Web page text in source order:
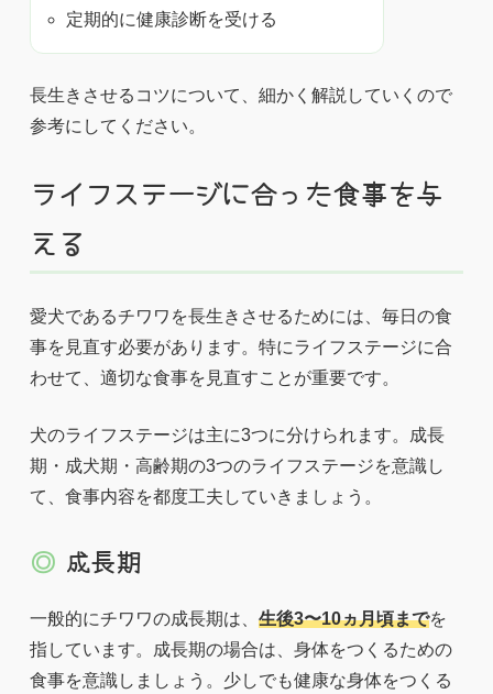
定期的に健康診断を受ける
長生きさせるコツについて、細かく解説していくので
参考にしてください。
ライフステージに合った食事を与
える
愛犬であるチワワを長生きさせるためには、毎日の食
事を見直す必要があります。特にライフステージに合
わせて、適切な食事を見直すことが重要です。
犬のライフステージは主に3つに分けられます。成長
期・成犬期・高齢期の3つのライフステージを意識し
て、食事内容を都度工夫していきましょう。
成長期
一般的にチワワの成長期は、 生後3〜10ヵ月頃までを
指しています。成長期の場合は、身体をつくるための
食事を意識しましょう。少しでも健康な身体をつくる